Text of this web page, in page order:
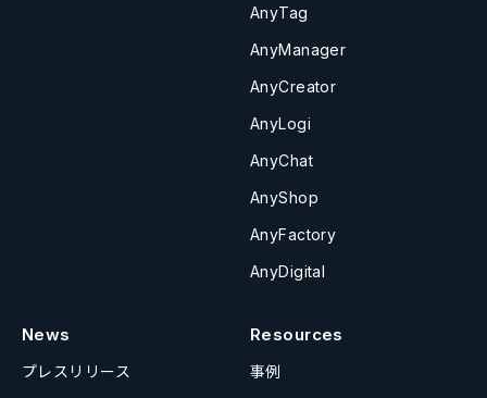
AnyTag
AnyManager
AnyCreator
AnyLogi
AnyChat
AnyShop
AnyFactory
AnyDigital
News
プレスリリース
Resources
事例